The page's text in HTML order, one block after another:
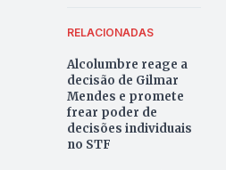
RELACIONADAS
Alcolumbre reage a
decisão de Gilmar
Mendes e promete
frear poder de
decisões individuais
no STF